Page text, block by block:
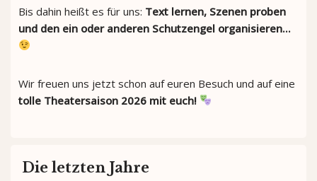
Bis dahin heißt es für uns: Text lernen, Szenen proben
und den ein oder anderen Schutzengel organisieren…
Wir freuen uns jetzt schon auf euren Besuch und auf eine
tolle Theatersaison 2026 mit euch!
Die letzten Jahre